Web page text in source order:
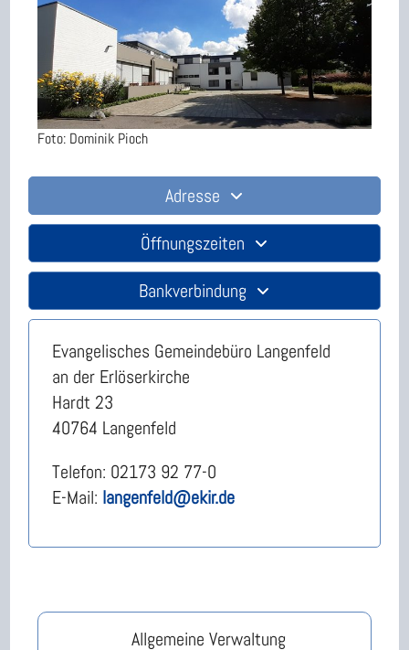
Foto: Dominik Pioch
Adresse
Öffnungszeiten
Bankverbindung
Evangelisches Gemeindebüro Langenfeld
an der Erlöserkirche
Hardt 23
40764 Langenfeld
Telefon: 02173 92 77-0
E-Mail: langenfeld@ekir.de
Allgemeine Verwaltung